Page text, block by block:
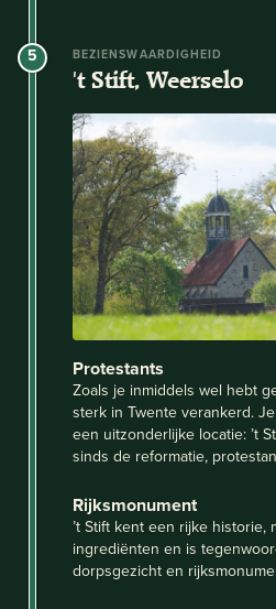
5 BEZIENSWAARDIGHEID
't Stift, Weerselo
Protestants
Zoals je inmiddels wel hebt
sterk in Twente verankerd.
een uitzonderlijke locatie: ’t
sinds de reformatie,
Rijksmonument
’t Stift kent een rijke
ingrediënten en is
dorpsgezicht en